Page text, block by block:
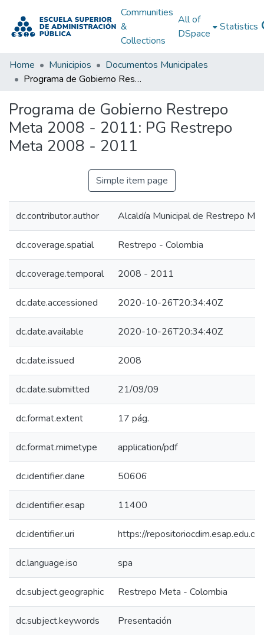
Communities
&
Collections
All of
DSpace
Statistics
Home Municipios
Documentos Municipales
Programa de Gobierno Restrepo Meta 2008 - 2011: PG Restrepo Meta 2008 - 2011
Programa de Gobierno Restrepo
Meta 2008 - 2011: PG Restrepo
Meta 2008 - 2011
Simple item page
dc.contributor.author Alcaldía Municipal de Restrepo
dc.coverage.spatial Restrepo - Colombia
dc.coverage.temporal 2008 - 2011
dc.date.accessioned 2020-10-26T20:34:40Z
dc.date.available 2020-10-26T20:34:40Z
dc.date.issued 2008
dc.date.submitted 21/09/09
dc.format.extent 17 pág.
dc.format.mimetype application/pdf
dc.identifier.dane 50606
dc.identifier.esap 11400
dc.identifier.uri https://
dc.language.iso spa
dc.subject.geographic Restrepo Meta - Colombia
dc.subject.keywords Presentación